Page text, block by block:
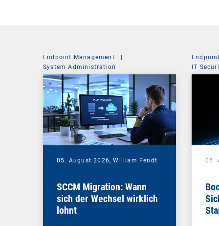
Endpoint Management
|
System Administration
05. August 2026,William Fendt
SCCM Migration: Wann
sich der Wechsel wirklich
lohnt
IT
05.